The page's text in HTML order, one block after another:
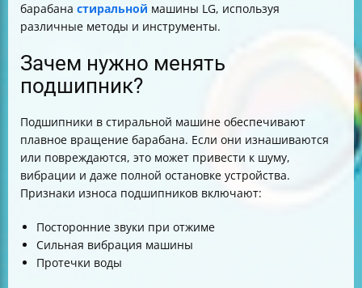
барабана стиральной машины LG, используя
различные методы и инструменты.
Зачем нужно менять
подшипник?
Подшипники в стиральной машине обеспечивают
плавное вращение барабана. Если они изнашиваются
или повреждаются, это может привести к шуму,
вибрации и даже полной остановке устройства.
Признаки износа подшипников включают:
Посторонние звуки при отжиме
Сильная вибрация машины
Протечки воды